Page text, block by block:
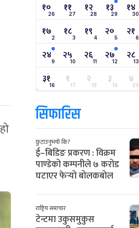
१०26 ११27 १२28 १३29 १४30
१७2 १८3 १९ 4 २०5 २१6
२४9 २५10 २६11 २७12 २८13
३१16 १17 २18 ३19 ४20
सिफारिस
छुटाउनुभयो कि?
ई–बिडिङ प्रकरण : विक्रम
पाण्डेको कम्पनीले ७ करोड
घटाएर फेर्‍यो बोलकबोल
राष्ट्रिय समाचार
टेन्टमा उकुसमुकुस